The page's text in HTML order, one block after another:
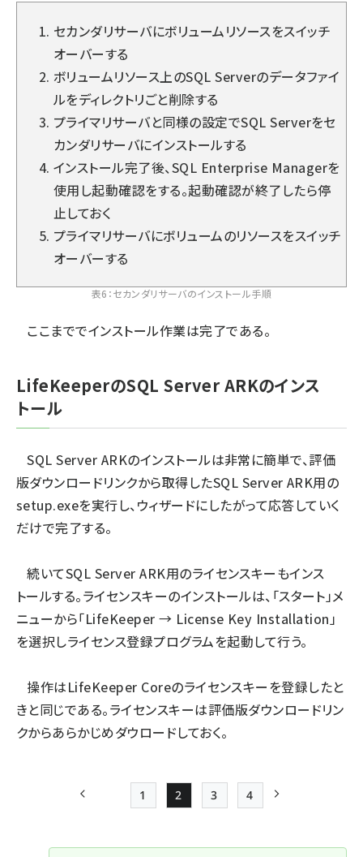
セカンダリサーバにボリュームリソースをスイッチ
オーバーする
ボリュームリソース上のSQL Serverのデータファイ
ルをディレクトリごと削除する
プライマリサーバと同様の設定でSQL Serverをセ
カンダリサーバにインストールする
インストール完了後、SQL Enterprise Managerを
使用し起動確認をする。起動確認が終了したら停
止しておく
プライマリサーバにボリュームのリソースをスイッチ
オーバーする
表6：セカンダリサーバのインストール手順
ここまででインストール作業は完了である。
LifeKeeperのSQL Server ARKのインス
トール
SQL Server ARKのインストールは非常に簡単で、評価
版ダウンロードリンクから取得したSQL Server ARK用の
setup.exeを実行し、ウィザードにしたがって応答していく
だけで完了する。
続いてSQL Server ARK用のライセンスキーもインス
トールする。ライセンスキーのインストールは、「スタート」メ
ニューから「LifeKeeper → License Key Installation」
を選択しライセンス登録プログラムを起動して行う。
操作はLifeKeeper Coreのライセンスキーを登録したと
きと同じである。ライセンスキーは評価版ダウンロードリン
クからあらかじめダウロードしておく。
前ページ Page
1
Page
2
Page
3
Page
4